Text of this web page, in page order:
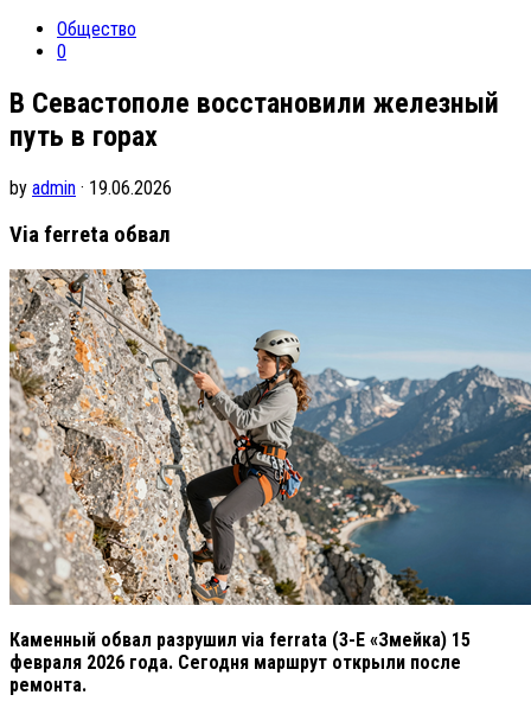
Общество
0
В Севастополе восстановили железный
путь в горах
by admin · 19.06.2026
Via ferreta обвал
Каменный обвал разрушил via ferrata (3-Е «Змейка) 15
февраля 2026 года. Сегодня маршрут открыли после
ремонта.